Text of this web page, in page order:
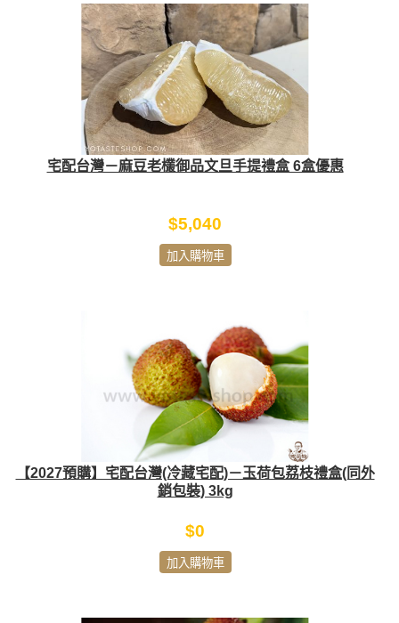
宅配台灣－麻豆老欉御品文旦手提禮盒 6盒優惠
$5,040
加入購物車
【2027預購】宅配台灣(冷藏宅配)－玉荷包荔枝禮盒(同外
銷包裝) 3kg
$0
加入購物車